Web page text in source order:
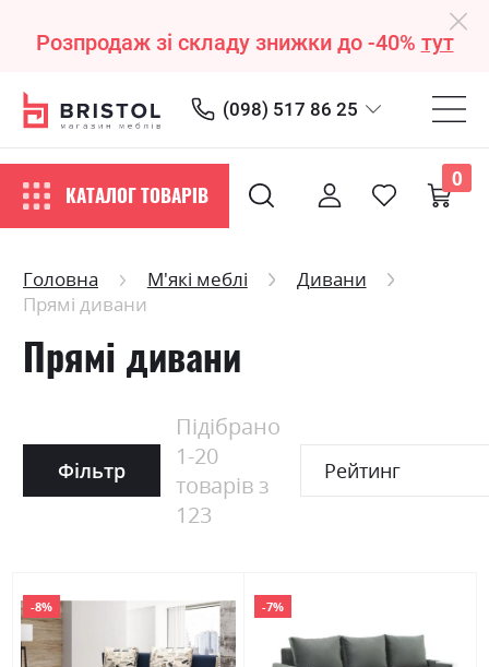
Розпродаж зі складу знижки до -40% тут
(098) 517 86 25
КАТАЛОГ ТОВАРІВ
0
Головна М'які меблі
Дивани
Прямі дивани
Прямі дивани
Фільтр
Підібрано
1-20
товарів з
123
Рейтинг
-8% -7%